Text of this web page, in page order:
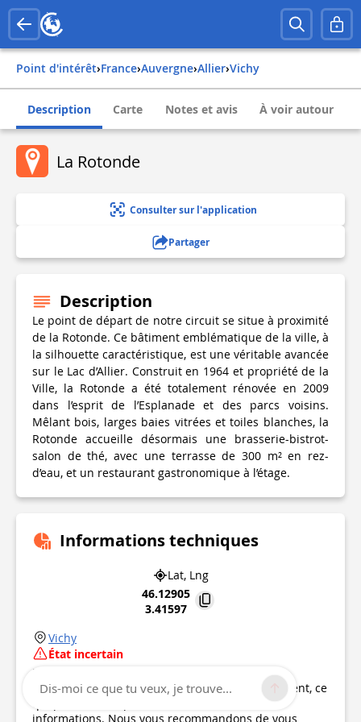
Point d'intérêt› france› auvergne› allier› vichy
Description Carte Notes et avis À voir autour
La Rotonde
Consulter sur l'application
Partager
Description
Le point de départ de notre circuit se situe à proximité
de la Rotonde. Ce bâtiment emblématique de la ville, à
la silhouette caractéristique, est une véritable avancée
sur le Lac d’Allier. Construit en 1964 et propriété de la
Ville, la Rotonde a été totalement rénovée en 2009
dans l’esprit de l’Esplanade et des parcs voisins.
Mêlant bois, larges baies vitrées et toiles blanches, la
Rotonde accueille désormais une brasserie-bistrot-
salon de thé, avec une terrasse de 300 m² en rez-
d’eau, et un restaurant gastronomique à l’étage.
Informations techniques
Lat, Lng
46.12905
3.41597
Vichy
État incertain
Point d'intérêt mis à jour le
Ce point d’intérêt n'a pas été mis à jour récemment, ce
qui pourrait compromettre la fiabilité de ces
informations. Nous vous recommandons de vous
Dis-moi ce que tu veux, je trouve...